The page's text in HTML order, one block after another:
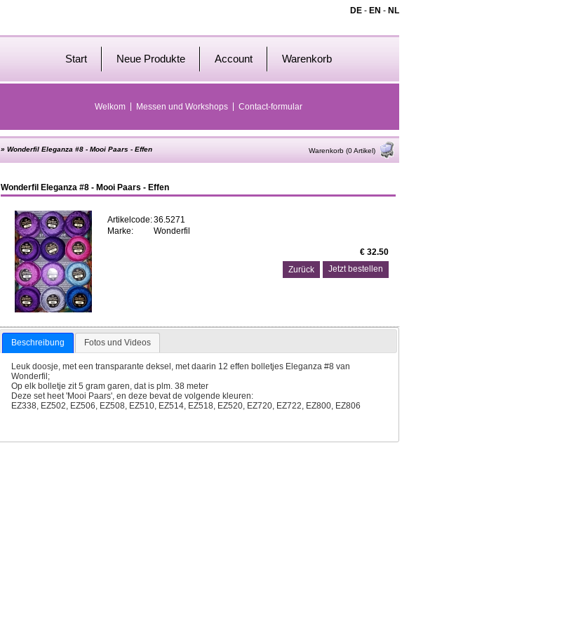
DE - EN - NL
Start Neue Produkte Account Warenkorb
Welkom Messen und Workshops Contact-formular
» Wonderfil Eleganza #8 - Mooi Paars - Effen Warenkorb (0 Artikel)
Wonderfil Eleganza #8 - Mooi Paars - Effen
Artikelcode:36.5271
Marke:
Wonderfil
€ 32.50
Zurück
Beschreibung Fotos und Videos
Leuk doosje, met een transparante deksel, met daarin 12 effen bolletjes Eleganza #8 van
Wonderfil;
Op elk bolletje zit 5 gram garen, dat is plm. 38 meter
Deze set heet 'Mooi Paars', en deze bevat de volgende kleuren:
EZ338, EZ502, EZ506, EZ508, EZ510, EZ514, EZ518, EZ520, EZ720, EZ722, EZ800, EZ806